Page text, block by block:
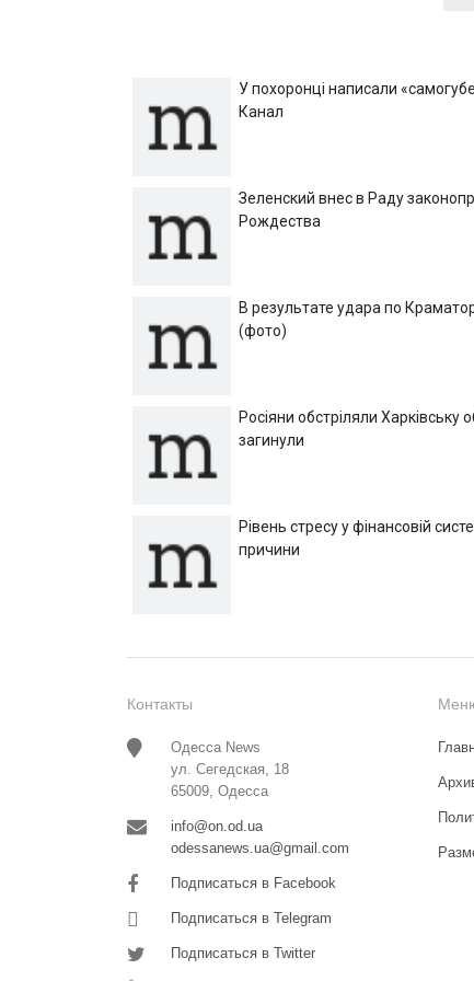
У похоронці написали
Канал
Зеленский внес в Раду
Рождества
В результате удара по
(фото)
Росіяни обстріляли Харківську
загинули
Рівень стресу у фінансовій
причини
Контакты
Одесса News
ул. Сегедская, 18
65009, Одесса
info@on.od.ua
odessanews.ua@gmail.com
Подписаться в Facebook
Подписаться в Telegram
Подписаться в Twitter